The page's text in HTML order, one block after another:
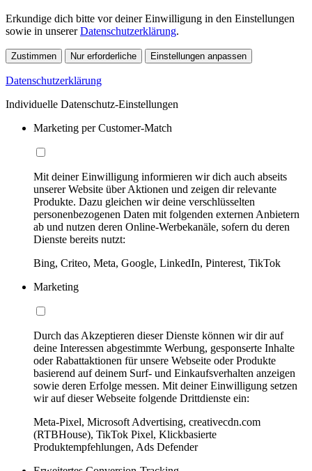
Erkundige dich bitte vor deiner Einwilligung in den Einstellungen
sowie in unsererDatenschutzerklärung.
Zustimmen Nur erforderliche Einstellungen anpassen
Datenschutzerklärung
Individuelle Datenschutz-Einstellungen
Marketing per Customer-Match
Mit deiner Einwilligung informieren wir dich auch abseits
unserer Website über Aktionen und zeigen dir relevante
Produkte. Dazu gleichen wir deine verschlüsselten
personenbezogenen Daten mit folgenden externen Anbietern
ab und nutzen deren Online-Werbekanäle, sofern du deren
Dienste bereits nutzt:
Bing, Criteo, Meta, Google, LinkedIn, Pinterest, TikTok
Marketing
Durch das Akzeptieren dieser Dienste können wir dir auf
deine Interessen abgestimmte Werbung, gesponserte Inhalte
oder Rabattaktionen für unsere Webseite oder Produkte
basierend auf deinem Surf- und Einkaufsverhalten anzeigen
sowie deren Erfolge messen. Mit deiner Einwilligung setzen
wir auf dieser Webseite folgende Drittdienste ein:
Meta-Pixel, Microsoft Advertising, creativecdn.com
(RTBHouse), TikTok Pixel, Klickbasierte
Produktempfehlungen, Ads Defender